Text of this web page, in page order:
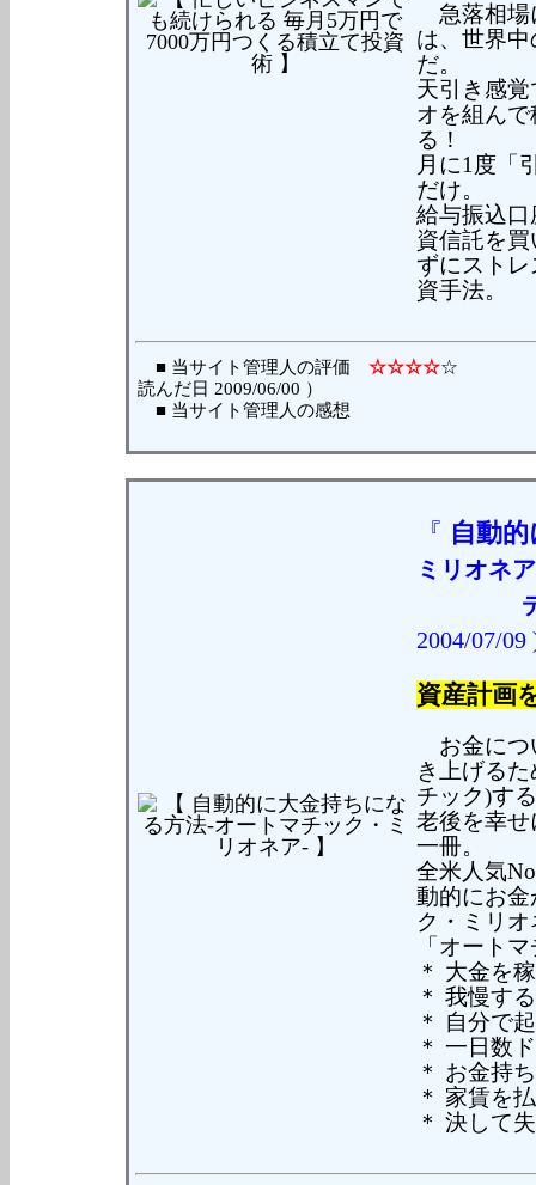
急落相場
は、世界
だ。
天引き感
オを組ん
る！
月に1度「
だけ。
給与振込
資信託を
ずにスト
資手法。
■ 当サイト管理人の評価 ☆☆☆☆
読んだ日 2009/06/00 ）
■ 当サイト管理人の感想
『 自動
ミリオネ
2004/07/09
資産計画
お金につ
き上げる
チック)す
老後を幸
一冊。
全米人気
動的にお
ク・ミリ
「オート
＊ 大金を
＊ 我慢す
＊ 自分で
＊ 一日数
＊ お金持
＊ 家賃を
＊ 決して